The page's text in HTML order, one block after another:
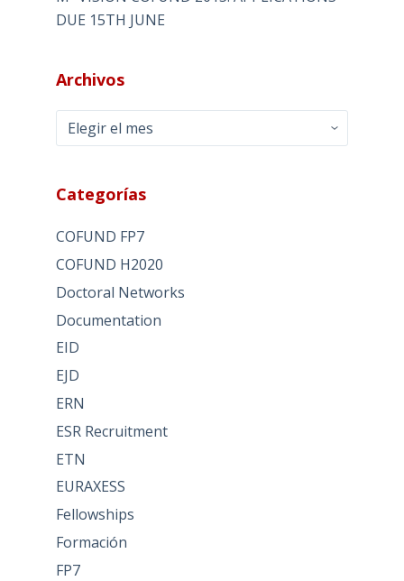
DUE 15TH JUNE
Archivos
Archivos
Categorías
COFUND FP7
COFUND H2020
Doctoral Networks
Documentation
EID
EJD
ERN
ESR Recruitment
ETN
EURAXESS
Fellowships
Formación
FP7